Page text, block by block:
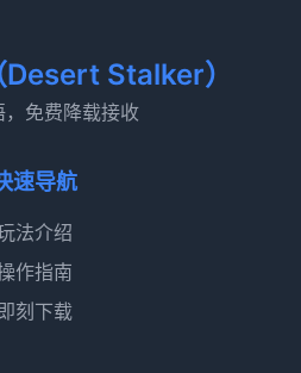
Stalker）
，免费降载接收
速导航
法介绍
作指南
刻下载